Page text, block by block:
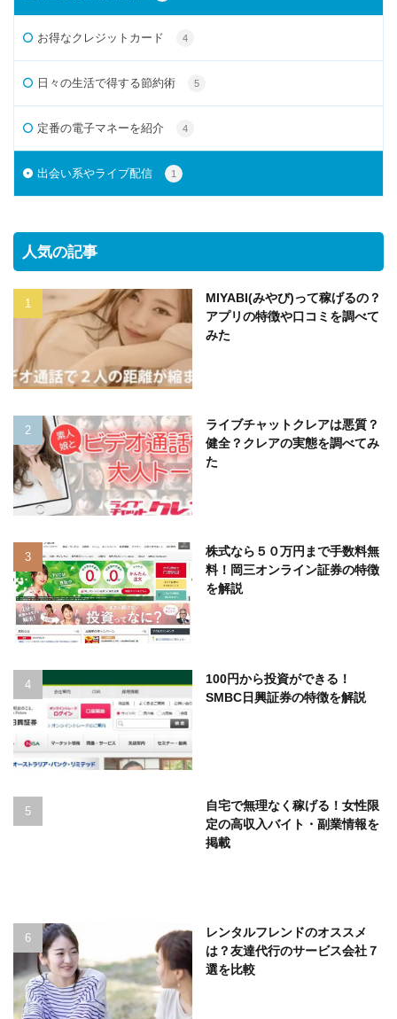
お得なクレジットカード 4
日々の生活で得する節約術 5
定番の電子マネーを紹介 4
出会い系やライブ配信 1
人気の記事
MIYABI(みやび)って稼げるの？
アプリの特徴や口コミを調べて
みた
ライブチャットクレアは悪質？
健全？クレアの実態を調べてみ
た
株式なら５０万円まで手数料無
料！岡三オンライン証券の特徴
を解説
100円から投資ができる！
SMBC日興証券の特徴を解説
自宅で無理なく稼げる！女性限
定の高収入バイト・副業情報を
掲載
レンタルフレンドのオススメ
は？友達代行のサービス会社７
選を比較